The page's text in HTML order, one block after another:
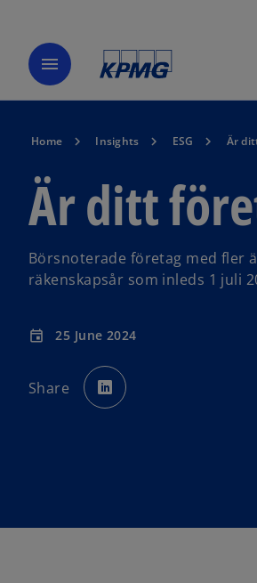
menu
Home Insights ESG Är
Är ditt
Börsnoterade företag med fler
räkenskapsår som inleds 1 juli
event 25 June 2024
Share p
e